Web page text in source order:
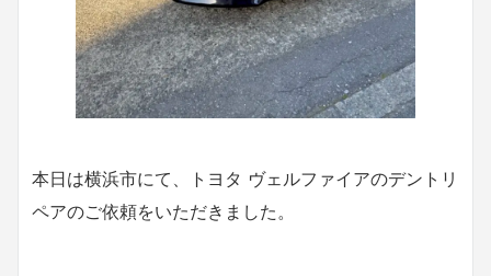
本日は横浜市にて、トヨタ ヴェルファイアのデントリ
ペアのご依頼をいただきました。